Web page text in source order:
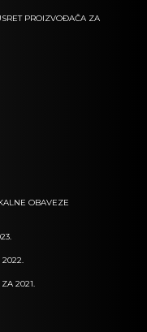
PROIZVOĐAČA ZA
OBAVEZE
2022.
2021.